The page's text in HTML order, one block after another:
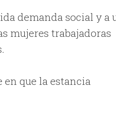
demanda social y a
mujeres trabajadoras
que la estancia